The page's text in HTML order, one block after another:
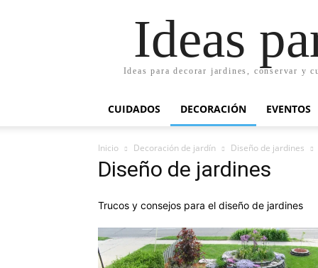
Ideas
Ideas para decorar jardines, conservar y
CUIDADOS DECORACIÓN EVENTOS
Inicio Decoración de jardín Diseño de jardines
Diseño de jardines
Trucos y consejos para el diseño de jardines